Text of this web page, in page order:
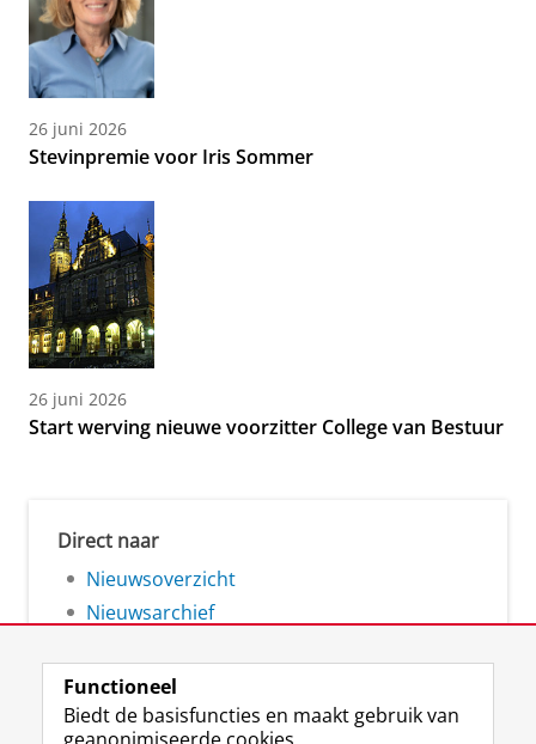
26 juni 2026
Stevinpremie voor Iris Sommer
26 juni 2026
Start werving nieuwe voorzitter College van Bestuur
Direct naar
Nieuwsoverzicht
Nieuwsarchief
Functioneel
Biedt de basisfuncties en maakt gebruik van